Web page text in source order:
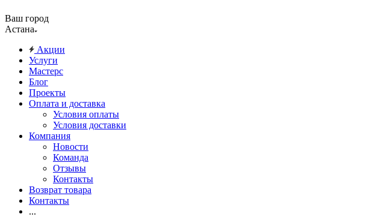
Ваш город
Астана
Акции
Услуги
Мастерс
Блог
Проекты
Оплата и доставка
Условия оплаты
Условия доставки
Компания
Новости
Команда
Отзывы
Контакты
Возврат товара
Контакты
...